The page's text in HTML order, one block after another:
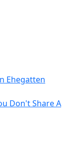
Ehegatten
Don't Share A